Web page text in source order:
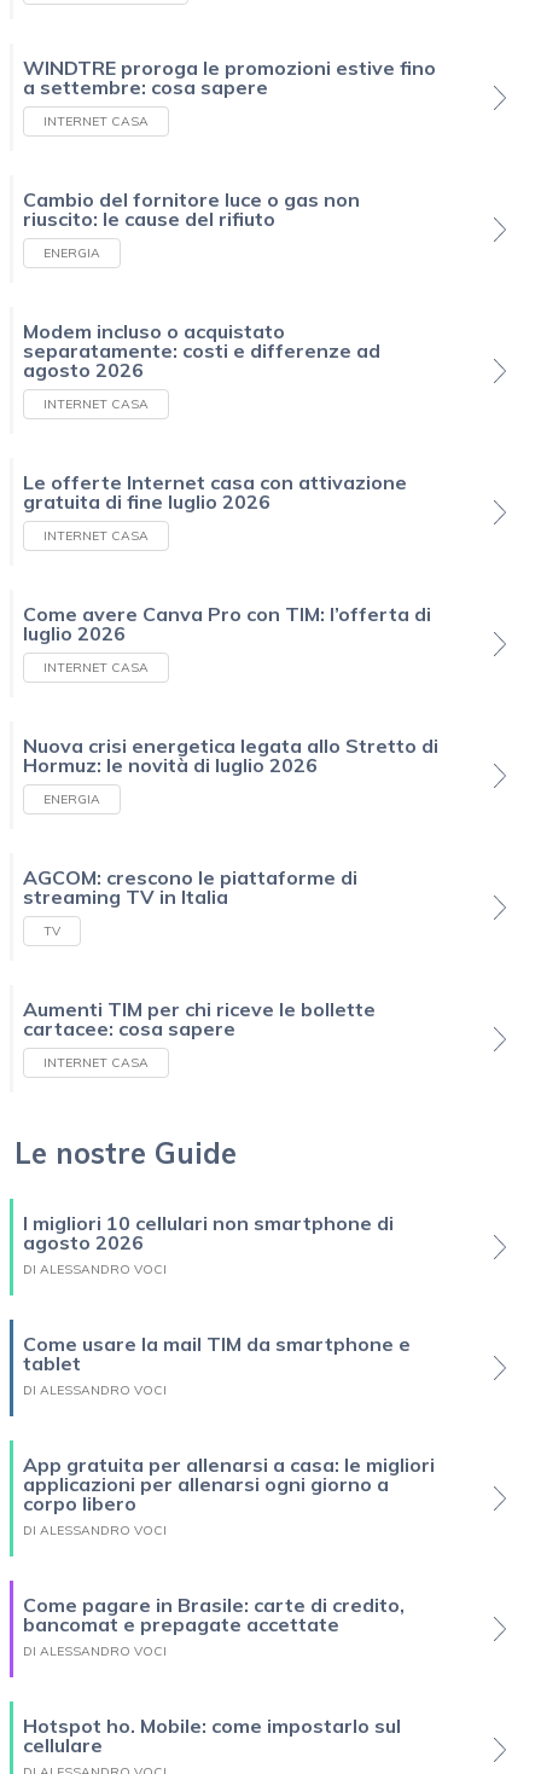
WINDTRE proroga le promozioni estive fino
a settembre: cosa sapere
INTERNET CASA
Cambio del fornitore luce o gas non
riuscito: le cause del rifiuto
ENERGIA
Modem incluso o acquistato
separatamente: costi e differenze ad
agosto 2026
INTERNET CASA
Le offerte Internet casa con attivazione
gratuita di fine luglio 2026
INTERNET CASA
Come avere Canva Pro con TIM: l’offerta di
luglio 2026
INTERNET CASA
Nuova crisi energetica legata allo Stretto di
Hormuz: le novità di luglio 2026
ENERGIA
AGCOM: crescono le piattaforme di
streaming TV in Italia
TV
Aumenti TIM per chi riceve le bollette
cartacee: cosa sapere
INTERNET CASA
Le nostre Guide
I migliori 10 cellulari non smartphone di
agosto 2026
DI ALESSANDRO VOCI
Come usare la mail TIM da smartphone e
tablet
DI ALESSANDRO VOCI
App gratuita per allenarsi a casa: le migliori
applicazioni per allenarsi ogni giorno a
corpo libero
DI ALESSANDRO VOCI
Come pagare in Brasile: carte di credito,
bancomat e prepagate accettate
DI ALESSANDRO VOCI
Hotspot ho. Mobile: come impostarlo sul
cellulare